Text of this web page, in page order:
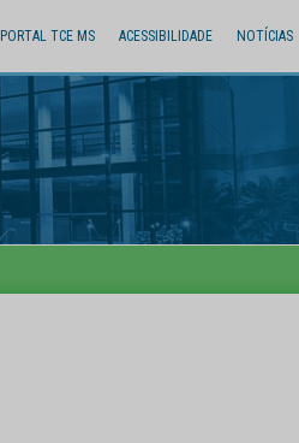
PORTAL TCE MS ACESSIBILIDADE NOTÍCIAS